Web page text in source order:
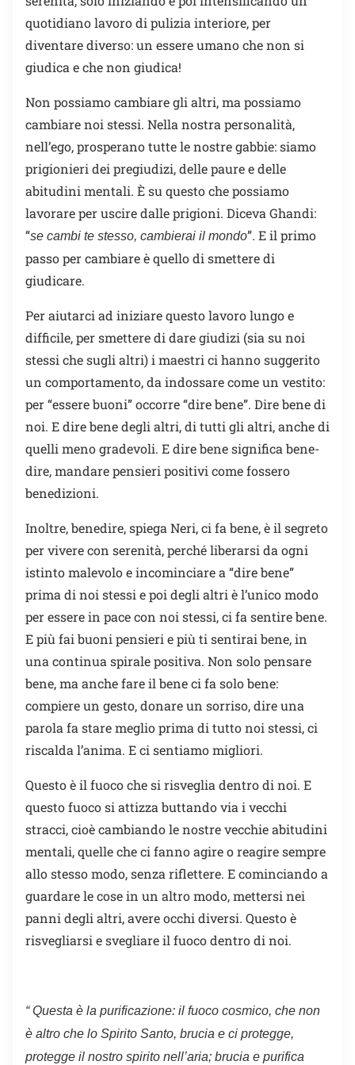
quotidiano lavoro di pulizia interiore, per
diventare diverso: un essere umano che non si
giudica e che non giudica!
Non possiamo cambiare gli altri, ma possiamo
cambiare noi stessi. Nella nostra personalità,
nell’ego, prosperano tutte le nostre gabbie: siamo
prigionieri dei pregiudizi, delle paure e delle
abitudini mentali. È su questo che possiamo
lavorare per uscire dalle prigioni. Diceva Ghandi:
“se cambi te stesso, cambierai il mondo”. E il primo
passo per cambiare è quello di smettere di
giudicare.
Per aiutarci ad iniziare questo lavoro lungo e
difficile, per smettere di dare giudizi (sia su noi
stessi che sugli altri) i maestri ci hanno suggerito
un comportamento, da indossare come un vestito:
per “essere buoni” occorre “dire bene”. Dire bene di
noi. E dire bene degli altri, di tutti gli altri, anche di
quelli meno gradevoli. E dire bene significa bene-
dire, mandare pensieri positivi come fossero
benedizioni.
Inoltre, benedire, spiega Neri, ci fa bene, è il segreto
per vivere con serenità, perché liberarsi da ogni
istinto malevolo e incominciare a “dire bene”
prima di noi stessi e poi degli altri è l’unico modo
per essere in pace con noi stessi, ci fa sentire bene.
E più fai buoni pensieri e più ti sentirai bene, in
una continua spirale positiva. Non solo pensare
bene, ma anche fare il bene ci fa solo bene:
compiere un gesto, donare un sorriso, dire una
parola fa stare meglio prima di tutto noi stessi, ci
riscalda l’anima. E ci sentiamo migliori.
Questo è il fuoco che si risveglia dentro di noi. E
questo fuoco si attizza buttando via i vecchi
stracci, cioè cambiando le nostre vecchie abitudini
mentali, quelle che ci fanno agire o reagire sempre
allo stesso modo, senza riflettere. E cominciando a
guardare le cose in un altro modo, mettersi nei
panni degli altri, avere occhi diversi. Questo è
risvegliarsi e svegliare il fuoco dentro di noi.
“ Questa è la purificazione: il fuoco cosmico, che non
è altro che lo Spirito Santo, brucia e ci protegge,
protegge il nostro spirito nell’aria; brucia e purifica